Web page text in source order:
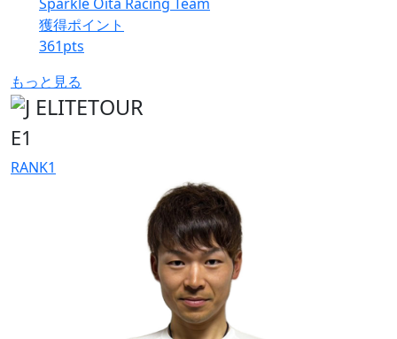
獲得ポイント
361pts
もっと見る
E1
RANK1